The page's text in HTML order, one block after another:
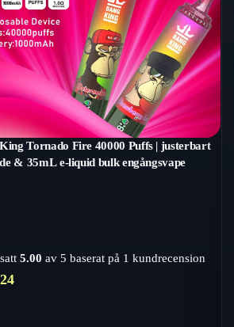
Tornado Fire 40000 Puffs | justerbart
& 35mL e-liquid bulk engångsvape
5.00 av 5 baserat på 1 kundrecension